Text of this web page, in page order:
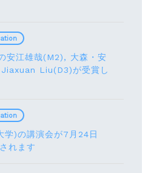
安江雄哉(M2), 大森・安
Liu(D3)が受賞し
学)の講演会が7月24⽇
れます